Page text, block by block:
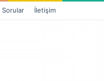
Sorular İletişim